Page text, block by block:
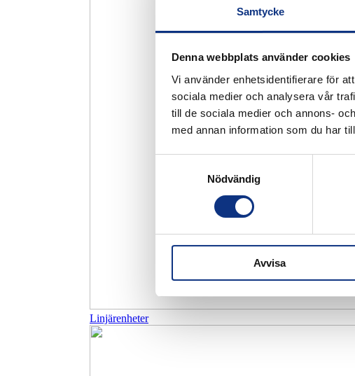
Samtycke
Denna webbplats använder cookies
Vi använder enhetsidentifierare för
sociala medier och analysera vår
till de sociala medier och annons-
med annan information som du har
Nödvändig
Avvisa
Linjärenheter